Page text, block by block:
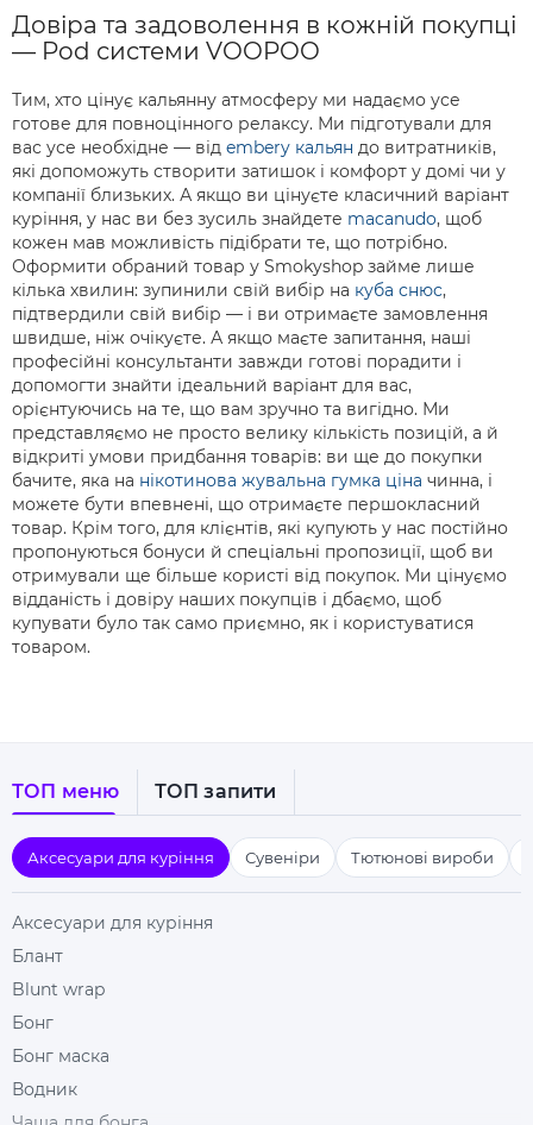
Довіра та задоволення в кожній покупці
— Pod системи VOOPOO
Тим, хто цінує кальянну атмосферу ми надаємо усе
готове для повноцінного релаксу. Ми підготували для
вас усе необхідне — від embery кальян до витратників,
які допоможуть створити затишок і комфорт у домі чи у
компанії близьких. А якщо ви цінуєте класичний варіант
куріння, у нас ви без зусиль знайдете macanudo, щоб
кожен мав можливість підібрати те, що потрібно.
Оформити обраний товар у Smokyshop займе лише
кілька хвилин: зупинили свій вибір на куба снюс,
підтвердили свій вибір — і ви отримаєте замовлення
швидше, ніж очікуєте. А якщо маєте запитання, наші
професійні консультанти завжди готові порадити і
допомогти знайти ідеальний варіант для вас,
орієнтуючись на те, що вам зручно та вигідно. Ми
представляємо не просто велику кількість позицій, а й
відкриті умови придбання товарів: ви ще до покупки
бачите, яка на нікотинова жувальна гумка ціна чинна, і
можете бути впевнені, що отримаєте першокласний
товар. Крім того, для клієнтів, які купують у нас постійно
пропонуються бонуси й спеціальні пропозиції, щоб ви
отримували ще більше користі від покупок. Ми цінуємо
відданість і довіру наших покупців і дбаємо, щоб
купувати було так само приємно, як і користуватися
товаром.
ТОП меню ТОП запити
Аксесуари для куріння Сувеніри Тютюнові вироби
Аксесуари для куріння
Блант
Blunt wrap
Бонг
Бонг маска
Водник